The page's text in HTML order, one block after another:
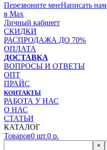
Перезвоните мнеНаписать нам
в Max
Личный кабинет
СКИДКИ
РАСПРОДАЖА ДО 70%
ОПЛАТА
ДОСТАВКА
ВОПРОСЫ И ОТВЕТЫ
ОПТ
ПРАЙС
КОНТАКТЫ
РАБОТА У НАС
О НАС
СТАТЬИ
КАТАЛОГ
Товаров0 шт.0 р.
×